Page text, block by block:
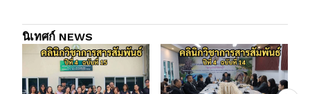
นิเทศก์ NEWS